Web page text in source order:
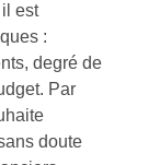
est
:
degré de
Par
doute